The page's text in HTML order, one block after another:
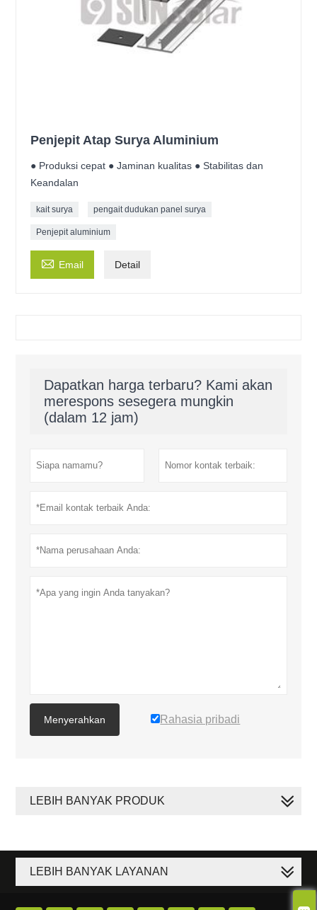
Penjepit Atap Surya Aluminium
● Produksi cepat ● Jaminan kualitas ● Stabilitas dan
Keandalan
kait surya pengait dudukan panel surya
Penjepit aluminium
 Email Detail
Dapatkan harga terbaru? Kami akan
merespons sesegera mungkin
(dalam 12 jam)
Menyerahkan Rahasia pribadi
LEBIH BANYAK PRODUK
LEBIH BANYAK LAYANAN